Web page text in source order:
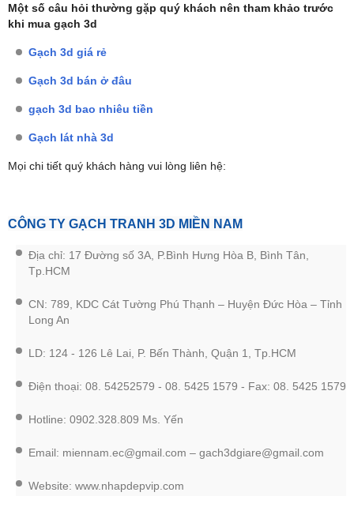
Một số câu hỏi thường gặp quý khách nên tham khảo trước
khi mua gạch 3d
Gạch 3d giá rẻ
Gạch 3d bán ở đâu
gạch 3d bao nhiêu tiền
Gạch lát nhà 3d
Mọi chi tiết quý khách hàng vui lòng liên hệ:
CÔNG TY GẠCH TRANH 3D MIỀN NAM
Địa chỉ: 17 Đường số 3A, P.Bình Hưng Hòa B, Bình Tân,
Tp.HCM
CN: 789, KDC Cát Tường Phú Thạnh – Huyện Đức Hòa – Tỉnh
Long An
LD: 124 - 126 Lê Lai, P. Bến Thành, Quận 1, Tp.HCM
Điện thoại: 08. 54252579 - 08. 5425 1579 - Fax: 08. 5425 1579
Hotline: 0902.328.809 Ms. Yến
Email: miennam.ec@gmail.com – gach3dgiare@gmail.com
Website: www.nhapdepvip.com